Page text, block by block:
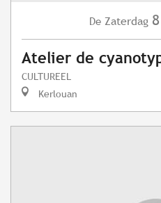
De Zaterdag 8
Atelier de
CULTUREEL
Kerlouan